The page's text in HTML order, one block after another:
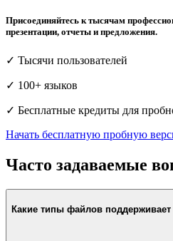
Присоединяйтесь к тысячам
презентации, отчеты и предложения.
✓ Тысячи пользователей
✓ 100+ языков
✓ Бесплатные кредиты для
Начать бесплатную пробную
Часто задаваемые
Какие типы файлов поддерживает